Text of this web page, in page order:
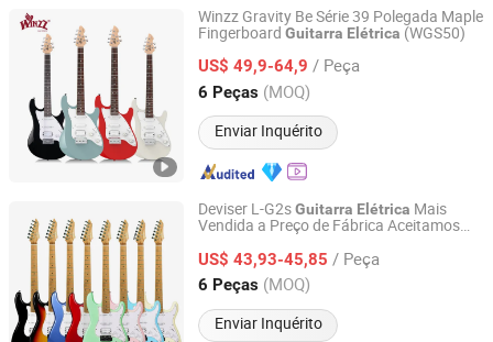
Winzz Gravity Be Série 39 Polegada Maple
Fingerboard Guitarra Elétrica (WGS50)
US$ 49,9-64,9 / Peça
6 Peças (MOQ)
Enviar Inquérito
Aileen Music Co., Ltd.
Jiangsu, China Desde 2008
Deviser L-G2sGuitarra Elétrica Mais
Vendida a Preço de Fábrica Aceitamos
US$ 43,93-45,85 / Peça
6 Peças (MOQ)
Enviar Inquérito
Guangzhou Huayi Musical Instruments Co., Ltd.
Guangdong, China Desde 2024